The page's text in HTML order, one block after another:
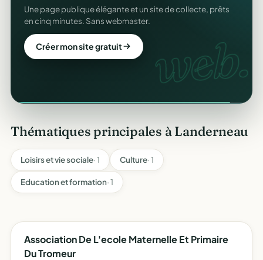
web.
Une page publique élégante et un site de collecte, prêts
en cinq minutes. Sans webmaster.
Créer mon site gratuit
Thématiques principales à Landerneau
Loisirs et vie sociale· 1 Culture· 1
Education et formation· 1
Association De L'ecole Maternelle Et Primaire
Du Tromeur